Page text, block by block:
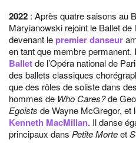
2022 : Après quatre saisons au
Maryianowski rejoint le Ballet de
devenant le premier danseur
en tant que membre permanent.
Balletde l’Opéra national de
des ballets classiques
que des rôles de soliste dans
hommes de Who Cares?de
Egoists de Wayne McGregor, et
Kenneth MacMillan. Il danse
principaux dans Petite Morteet